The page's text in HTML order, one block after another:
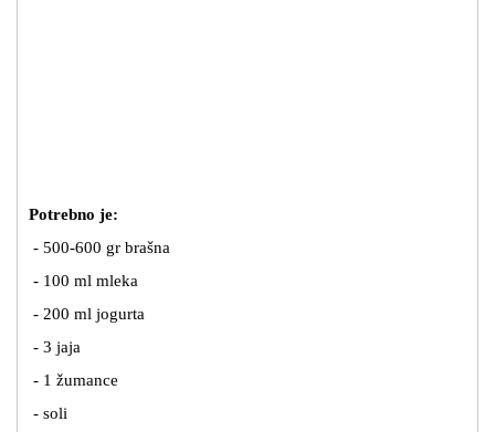
Potrebno je:
- 500-600 gr brašna
- 100 ml mleka
- 200 ml jogurta
- 3 jaja
- 1 žumance
- soli